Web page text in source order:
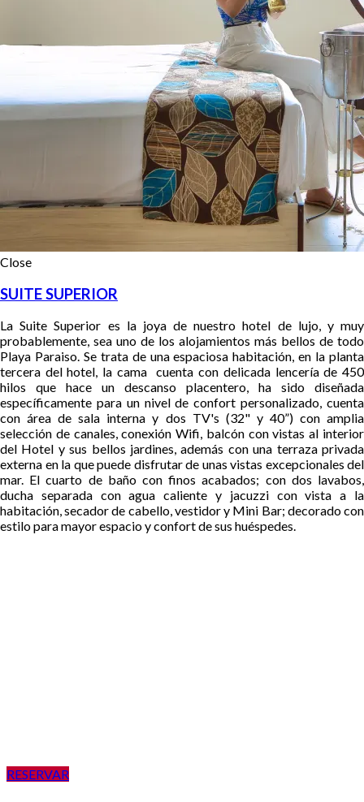
Close
SUITE SUPERIOR
La Suite Superior es la joya de nuestro hotel de lujo, y muy
probablemente, sea uno de los alojamientos más bellos de todo
Playa Paraiso. Se trata de una espaciosa habitación, en la planta
tercera del hotel, la cama cuenta con delicada lencería de 450
hilos que hace un descanso placentero, ha sido diseñada
específicamente para un nivel de confort personalizado, cuenta
con área de sala interna y dos TV's (32" y 40”) con amplia
selección de canales, conexión Wifi, balcón con vistas al interior
del Hotel y sus bellos jardines, además con una terraza privada
externa en la que puede disfrutar de unas vistas excepcionales del
mar. El cuarto de baño con finos acabados; con dos lavabos,
ducha separada con agua caliente y jacuzzi con vista a la
habitación, secador de cabello, vestidor y Mini Bar; decorado con
estilo para mayor espacio y confort de sus huéspedes.
RESERVAR